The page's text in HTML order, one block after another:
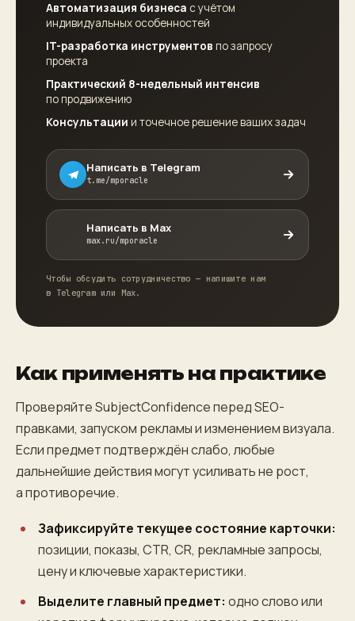
Автоматизация бизнеса с учётом
индивидуальных особенностей
IT-разработка инструментов по запросу
проекта
Практический 8-недельный интенсив
по продвижению
Консультации и точечное решение ваших задач
Написать в Telegram
t.me/mporacle
Написать в Max
max.ru/mporacle
Чтобы обсудить сотрудничество — напишите нам
в Telegram или Max.
Как применять на практике
Проверяйте SubjectConfidence перед SEO-
правками, запуском рекламы и изменением визуала.
Если предмет подтверждён слабо, любые
дальнейшие действия могут усиливать не рост,
а противоречие.
Зафиксируйте текущее состояние карточки:
позиции, показы, CTR, CR, рекламные запросы,
цену и ключевые характеристики.
Выделите главный предмет: одно слово или